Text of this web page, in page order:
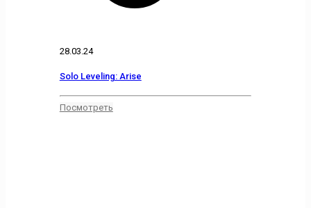
28.03.24
Solo Leveling: Arise
Посмотреть